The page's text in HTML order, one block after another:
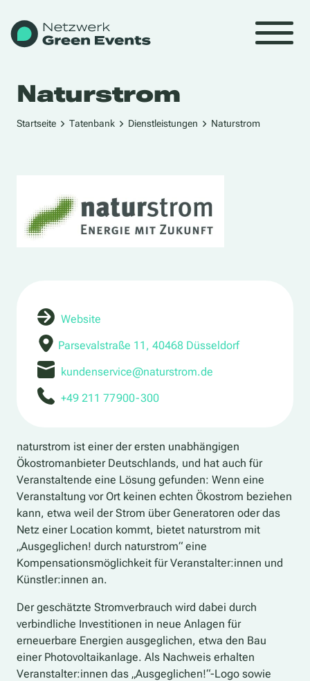
Naturstrom
Startseite Tatenbank Dienstleistungen Naturstrom
Website
Parsevalstraße 11, 40468 Düsseldorf
kundenservice@naturstrom.de
+49 211 77 900 - 300
naturstrom ist einer der ersten unabhängigen
Ökostromanbieter Deutschlands, und hat auch für
Veranstaltende eine Lösung gefunden: Wenn eine
Veranstaltung vor Ort keinen echten Ökostrom beziehen
kann, etwa weil der Strom über Generatoren oder das
Netz einer Location kommt, bietet naturstrom mit
„Ausgeglichen! durch naturstrom“ eine
Kompensationsmöglichkeit für Veranstalter:innen und
Künstler:innen an.
Der geschätzte Stromverbrauch wird dabei durch
verbindliche Investitionen in neue Anlagen für
erneuerbare Energien ausgeglichen, etwa den Bau
einer Photovoltaikanlage. Als Nachweis erhalten
Veranstalter:innen das „Ausgeglichen!“-Logo sowie